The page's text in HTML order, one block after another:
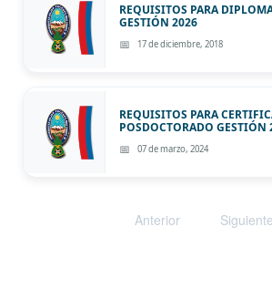
REQUISITOS PARA
GESTIÓN 2026
17 de diciembre, 2018
REQUISITOS PARA
POSDOCTORADO GESTIÓN
07 de marzo, 2024
Anterior Siguiente